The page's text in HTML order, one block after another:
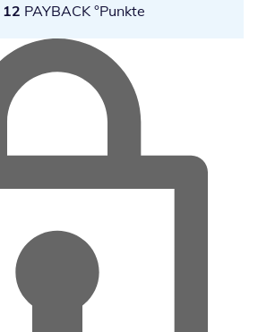
12 PAYBACK °Punkte